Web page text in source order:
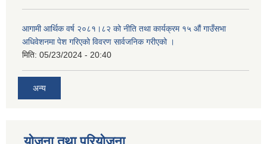
आगामी आर्थिक वर्ष २०८१।८२ को नीति तथा कार्यक्रम १५ औं गाउँसभा
अधिवेशनमा पेश गरिएको विवरण सार्वजनिक गरीएको ।
मिति: 05/23/2024 - 20:40
अन्य